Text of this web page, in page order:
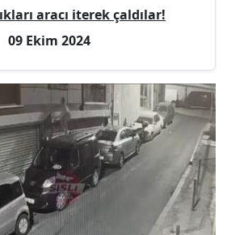
aracı iterek çaldılar!
09 Ekim 2024